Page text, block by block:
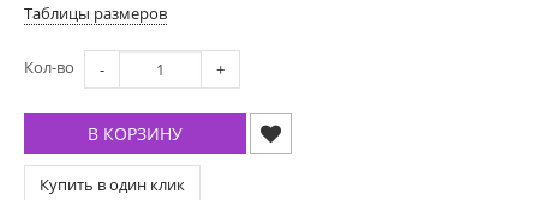
Таблицы размеров
Кол-во - +
В КОРЗИНУ
Купить в один клик